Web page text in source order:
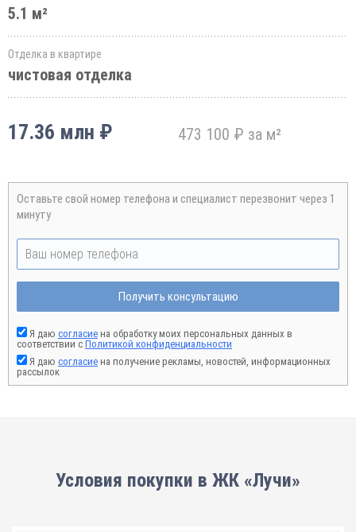
5.1 м²
Отделка в квартире
чистовая отделка
17.36 млн ₽ 473 100 ₽ за м²
Оставьте свой номер телефона и специалист перезвонит через 1
минуту
Получить консультацию
Я даю согласие на обработку моих персональных данных в
соответствии с Политикой конфиденциальности
Я даю согласие на получение рекламы, новостей, информационных
рассылок
Условия покупки в ЖК «Лучи»